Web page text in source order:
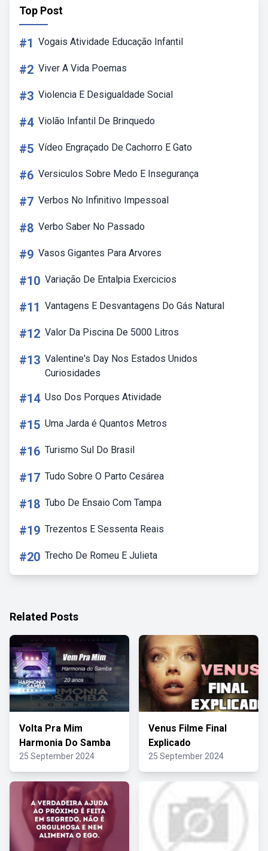
Top Post
#1 Vogais Atividade Educação Infantil
#2 Viver A Vida Poemas
#3 Violencia E Desigualdade Social
#4 Violão Infantil De Brinquedo
#5 Vídeo Engraçado De Cachorro E Gato
#6 Versiculos Sobre Medo E Insegurança
#7 Verbos No Infinitivo Impessoal
#8 Verbo Saber No Passado
#9 Vasos Gigantes Para Arvores
#10 Variação De Entalpia Exercicios
#11 Vantagens E Desvantagens Do Gás Natural
#12 Valor Da Piscina De 5000 Litros
#13 Valentine's Day Nos Estados Unidos
Curiosidades
#14 Uso Dos Porques Atividade
#15 Uma Jarda é Quantos Metros
#16 Turismo Sul Do Brasil
#17 Tudo Sobre O Parto Cesárea
#18 Tubo De Ensaio Com Tampa
#19 Trezentos E Sessenta Reais
#20 Trecho De Romeu E Julieta
Related Posts
Volta Pra Mim
Harmonia Do Samba
25 September 2024
Venus Filme Final
Explicado
25 September 2024